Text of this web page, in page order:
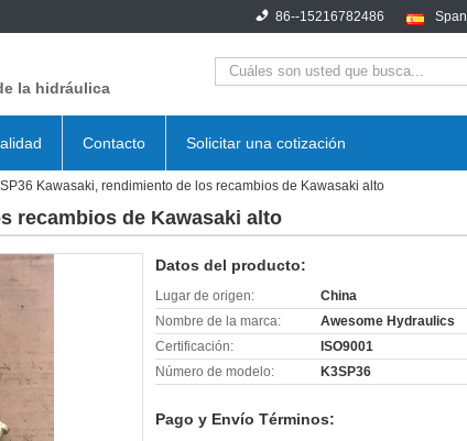
86--15216782486
la hidráulica
Contacto Solicitar una cotización
Kawasaki, rendimiento de los recambios de Kawasaki alto
recambios de Kawasaki alto
Datos del producto:
Lugar de origen:
China
Nombre de la marca:
Awesome Hydraulics
Certificación:
ISO9001
Número de modelo:
K3SP36
Pago y Envío Términos: